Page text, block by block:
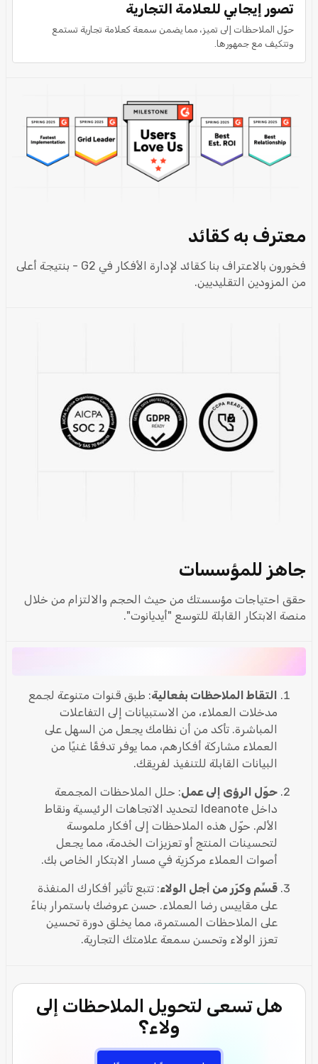
تصور إيجابي للعلامة التجارية
حوّل الملاحظات إلى تميز، مما يضمن سمعة كعلامة تجارية تستمع
وتتكيف مع جمهورها.
معترف به كقائد
فخورون بالاعتراف بنا كقائد لإدارة الأفكار في G2 - بنتيجة أعلى
من المزودين التقليديين.
جاهز للمؤسسات
حقق احتياجات مؤسستك من حيث الحجم والالتزام من خلال
منصة الابتكار القابلة للتوسع "أيديانوت".
التقاط الملاحظات بفعالية: طبق قنوات متنوعة لجمع
مدخلات العملاء، من الاستبيانات إلى التفاعلات
المباشرة. تأكد من أن نظامك يجعل من السهل على
العملاء مشاركة أفكارهم، مما يوفر تدفقًا غنيًا من
البيانات القابلة للتنفيذ لفريقك.
حوّل الرؤى إلى عمل: حلل الملاحظات المجمعة
داخل Ideanote لتحديد الاتجاهات الرئيسية ونقاط
الألم. حوّل هذه الملاحظات إلى أفكار ملموسة
لتحسينات المنتج أو تعزيزات الخدمة، مما يجعل
أصوات العملاء مركزية في مسار الابتكار الخاص بك.
قسِّم وكرّر من أجل الولاء: تتبع تأثير أفكارك المنفذة
على مقاييس رضا العملاء. حسن عروضك باستمرار بناءً
على الملاحظات المستمرة، مما يخلق دورة تحسين
تعزز الولاء وتحسن سمعة علامتك التجارية.
هل تسعى لتحويل الملاحظات إلى
ولاء؟